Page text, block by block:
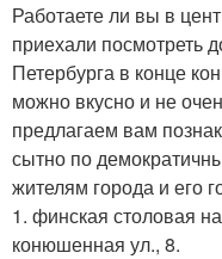
Работаете ли вы в
приехали посмотреть
Петербурга в конце
можно вкусно и не
предлагаем вам
сытно по
жителям города и его
1. финская столовая
конюшенная ул., 8.